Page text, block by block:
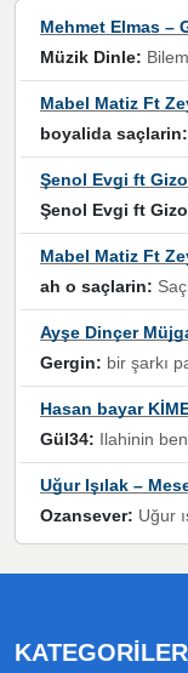
Mehmet Elmas –
Müzik Dinle: Bilemem artık
Mabel Matiz Ft
boyalida saçlarin:
Şenol Evgi ft Gizo
Şenol Evgi ft
Mabel Matiz Ft
ah o saçlarin: Saçlarım tel tel
Ayşe Dinçer
Gergin: bir şarkı patlıyor ve o şarkıyı millet her paylaşımın altına koyuyor
Hasan bayar
Gül34: Ilahinin benim için çok özel bir yeri var İlk çıktığında komşum ne kadar yüksek sesle
Uğur Işılak –
Ozansever: Uğur ışılak hayrani olarak
KATEGORILER